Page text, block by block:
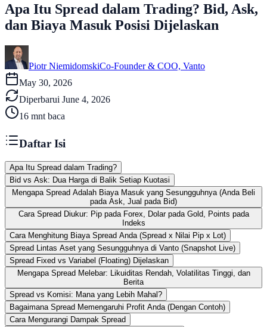
Apa Itu Spread dalam Trading? Bid, Ask,
dan Biaya Masuk Posisi Dijelaskan
Piotr NiemidomskiCo-Founder & COO, Vanto
May 30, 2026
Diperbarui June 4, 2026
16 mnt baca
Daftar Isi
Apa Itu Spread dalam Trading?
Bid vs Ask: Dua Harga di Balik Setiap Kuotasi
Mengapa Spread Adalah Biaya Masuk yang Sesungguhnya (Anda Beli
pada Ask, Jual pada Bid)
Cara Spread Diukur: Pip pada Forex, Dolar pada Gold, Points pada
Indeks
Cara Menghitung Biaya Spread Anda (Spread x Nilai Pip x Lot)
Spread Lintas Aset yang Sesungguhnya di Vanto (Snapshot Live)
Spread Fixed vs Variabel (Floating) Dijelaskan
Mengapa Spread Melebar: Likuiditas Rendah, Volatilitas Tinggi, dan
Berita
Spread vs Komisi: Mana yang Lebih Mahal?
Bagaimana Spread Memengaruhi Profit Anda (Dengan Contoh)
Cara Mengurangi Dampak Spread